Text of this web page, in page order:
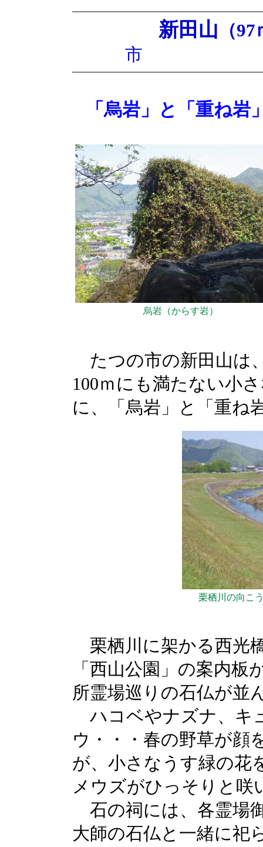
新田山 （
市 25000
「烏岩」と「重ね
烏岩（からす岩）
たつの市の新田山は
100ｍにも満たない小
に、「烏岩」と「重ね
栗栖川の向こ
栗栖川に架かる西光
「西山公園」の案内
所霊場巡りの石仏が並
ハコベやナズナ、キ
ウ・・・春の野草が顔
が、小さなうす緑の花
メウズがひっそりと咲
石の祠には、各霊場
大師の石仏と一緒に祀